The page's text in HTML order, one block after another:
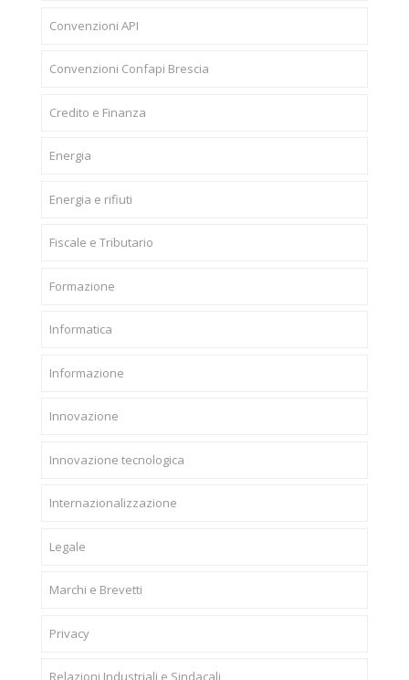
Convenzioni API
Convenzioni Confapi Brescia
Credito e Finanza
Energia
Energia e rifiuti
Fiscale e Tributario
Formazione
Informatica
Informazione
Innovazione
Innovazione tecnologica
Internazionalizzazione
Legale
Marchi e Brevetti
Privacy